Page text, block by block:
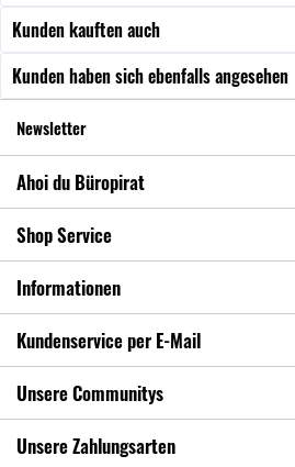
Kunden kauften auch
Kunden haben sich ebenfalls angesehen
Newsletter
Ahoi du Büropirat
Shop Service
Informationen
Kundenservice per E-Mail
Unsere Communitys
Unsere Zahlungsarten